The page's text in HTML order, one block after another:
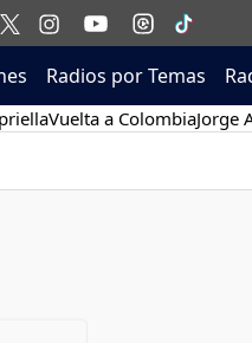
Radios por Temas
Vuelta a ColombiaJorge